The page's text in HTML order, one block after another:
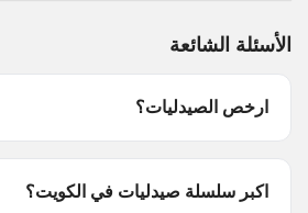
الأسئلة الشائعة
ارخص الصيدليات؟
اكبر سلسلة صيدليات في الكويت؟